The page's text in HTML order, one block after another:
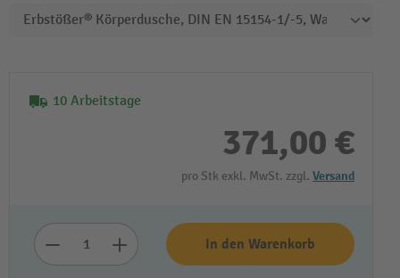
10 Arbeitstage
371,00 €
pro Stk exkl. MwSt. zzgl. Versand
In den Warenkorb